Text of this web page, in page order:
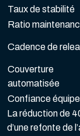
Taux de stabilité
Ratio
Cadence de
Couverture
automatisée
Confiance équipe
La réduction de
d’une refonte de